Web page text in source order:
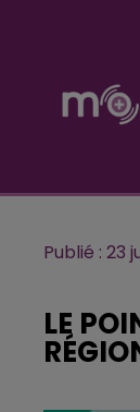
Publié : 23
LE